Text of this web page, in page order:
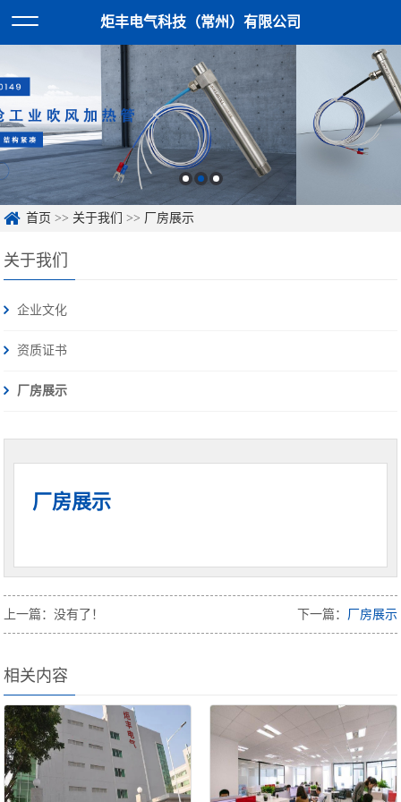
炬丰电气科技（常州）有限公司
首页 >> 关于我们 >> 厂房展示
关于我们
企业文化
资质证书
厂房展示
厂房展示
上一篇：没有了！ 下一篇： 厂房展示
相关内容